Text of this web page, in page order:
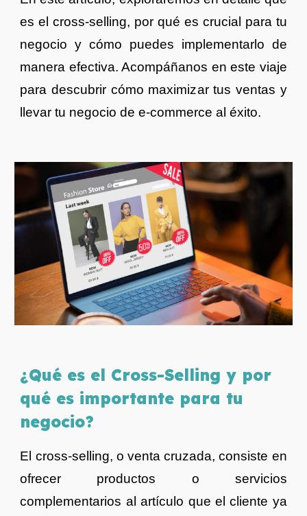
es el cross-selling, por qué es crucial para tu
negocio y cómo puedes implementarlo de
manera efectiva. Acompáñanos en este viaje
para descubrir cómo maximizar tus ventas y
llevar tu negocio de e-commerce al éxito.
¿Qué es el Cross-Selling y por
qué es importante para tu
negocio?
El cross-selling, o venta cruzada, consiste en
ofrecer productos o servicios
complementarios al artículo que el cliente ya